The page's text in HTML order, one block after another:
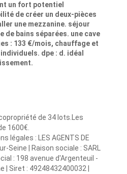
un fort potentiel
de créer un deux-pièces
une mezzanine. séjour
de bains séparées. une cave
: 133 €/mois, chauffage et
dpe : d. idéal
de 34 lots.Les
1600€.
légales : LES AGENTS DE
Seine | Raison sociale : SARL
: 198 avenue d'Argenteuil -
| Siret : 49248432400032 |